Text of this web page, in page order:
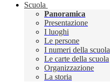
Scuola
Panoramica
Presentazione
I luoghi
Le persone
I numeri della scuola
Le carte della scuola
Organizzazione
La storia